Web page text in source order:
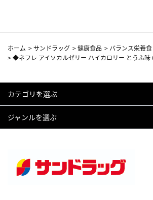
ホーム >サンドラッグ >健康食品 > バランス栄養食
>◆ネフレ アイソカルゼリー ハイカロリー とうふ味
カテゴリを選ぶ
ジャンルを選ぶ